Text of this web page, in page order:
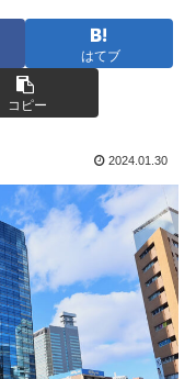
はてブ
コピー
2024.01.30